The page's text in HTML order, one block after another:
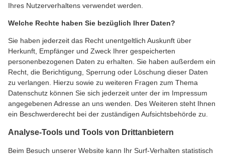
Ihres Nutzerverhaltens verwendet werden.
Welche Rechte haben Sie bezüglich Ihrer Daten?
Sie haben jederzeit das Recht unentgeltlich Auskunft über
Herkunft, Empfänger und Zweck Ihrer gespeicherten
personenbezogenen Daten zu erhalten. Sie haben außerdem ein
Recht, die Berichtigung, Sperrung oder Löschung dieser Daten
zu verlangen. Hierzu sowie zu weiteren Fragen zum Thema
Datenschutz können Sie sich jederzeit unter der im Impressum
angegebenen Adresse an uns wenden. Des Weiteren steht Ihnen
ein Beschwerderecht bei der zuständigen Aufsichtsbehörde zu.
Analyse-Tools und Tools von Drittanbietern
Beim Besuch unserer Website kann Ihr Surf-Verhalten statistisch